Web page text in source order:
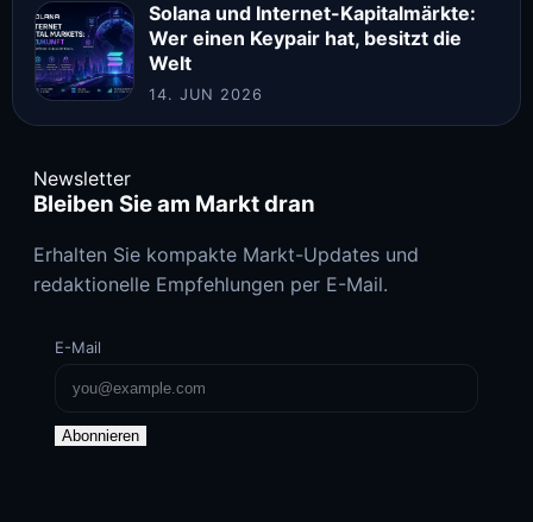
Solana und Internet-Kapitalmärkte:
Wer einen Keypair hat, besitzt die
Welt
14. JUN 2026
Newsletter
Bleiben Sie am Markt dran
Erhalten Sie kompakte Markt-Updates und
redaktionelle Empfehlungen per E-Mail.
E-Mail
Abonnieren